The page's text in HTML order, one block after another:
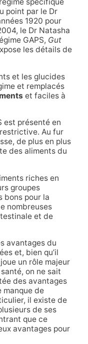
point par le Dr
1920 pour
le Dr Natasha
GAPS, Gut
les détails de
et les glucides
et remplacés
et faciles à
est présenté en
Au fur
de plus en plus
des aliments du
riches en
groupes
bons pour la
nombreuses
et de
avantages du
et, bien qu’il
un rôle majeur
on ne sait
des avantages
manque de
il existe de
de ses
que ce
avantages pour